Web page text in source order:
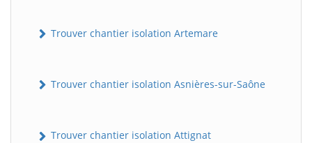
Trouver chantier isolation Artemare
Trouver chantier isolation Asnières-sur-Saône
Trouver chantier isolation Attignat